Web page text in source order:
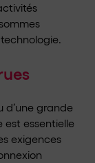
d’une grande
est essentielle
exigences